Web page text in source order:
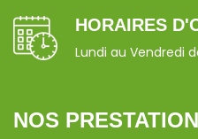
HORAIRES
Lundi au Vendredi
NOS